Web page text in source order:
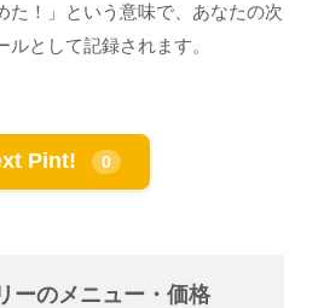
た！」という意味で、あなたの次
ルとして記録されます。
Pint! 0
ーのメニュー・価格